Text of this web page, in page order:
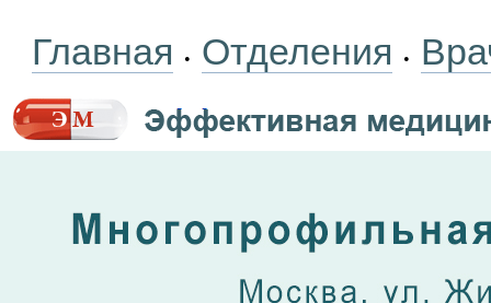
Главная • Отделения •